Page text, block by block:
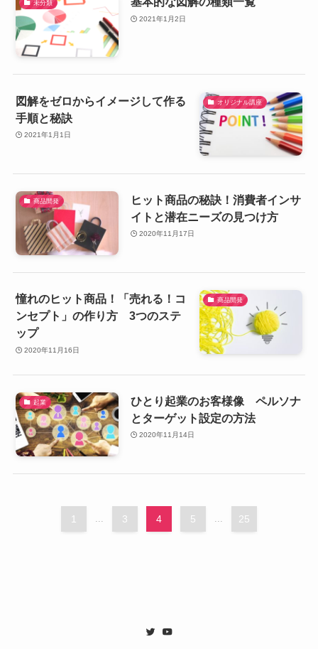
未分類
2021年1月2日
オリジナル講座
図解をゼロからイメージして作る
手順と秘訣
2021年1月1日
商品開発
ヒット商品の秘訣！消費者インサ
イトと潜在ニーズの見つけ方
2020年11月17日
商品開発
憧れのヒット商品！「売れる！コ
ンセプト」の作り方 3つのステ
ップ
2020年11月16日
起業
ひとり起業のお客様像 ペルソナ
とターゲット設定の方法
2020年11月14日
1 ... 3 4 5 ... 25